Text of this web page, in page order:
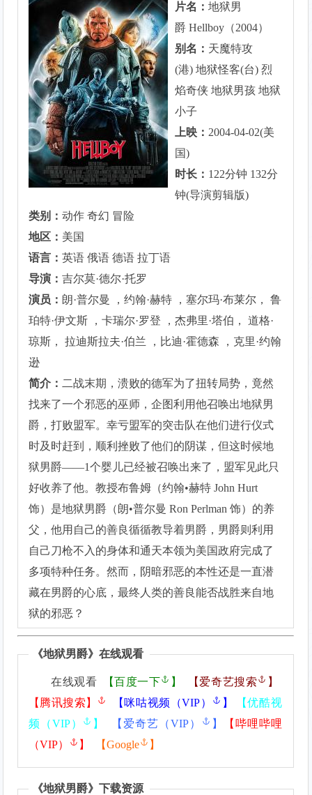
片名：地狱男
爵 Hellboy（2004）
别名： 天魔特攻
(港) 地狱怪客(台) 烈
焰奇侠 地狱男孩 地狱
小子
上映： 2004-04-02(美
国)
时长： 122分钟 132分
钟(导演剪辑版)
类别：动作 奇幻 冒险
地区： 美国
语言：英语 俄语 德语 拉丁语
导演：吉尔莫·德尔·托罗
演员： 朗·普尔曼 ，约翰·赫特 ，塞尔玛·布莱尔， 鲁
珀特·伊文斯 ，卡瑞尔·罗登 ，杰弗里·塔伯， 道格·
琼斯， 拉迪斯拉夫·伯兰 ，比迪·霍德森 ，克里·约翰
逊
简介： 二战末期，溃败的德军为了扭转局势，竟然
找来了一个邪恶的巫师，企图利用他召唤出地狱男
爵，打败盟军。幸亏盟军的突击队在他们进行仪式
时及时赶到，顺利挫败了他们的阴谋，但这时候地
狱男爵——1个婴儿已经被召唤出来了，盟军见此只
好收养了他。教授布鲁姆（约翰•赫特 John Hurt
饰）是地狱男爵（朗•普尔曼 Ron Perlman 饰）的养
父，他用自己的善良循循教导着男爵，男爵则利用
自己刀枪不入的身体和通天本领为美国政府完成了
多项特种任务。然而，阴暗邪恶的本性还是一直潜
藏在男爵的心底，最终人类的善良能否战胜来自地
狱的邪恶？
《地狱男爵》在线观看
在线观看 【百度一下 】 【 爱奇艺搜索
】
【 腾讯搜索】 【 咪咕视频（VIP） 】 【优酷视
频（VIP）
】 【 爱奇艺（VIP） 】 【 哔哩哔哩
（VIP）
】 【Google 】
《地狱男爵》下载资源